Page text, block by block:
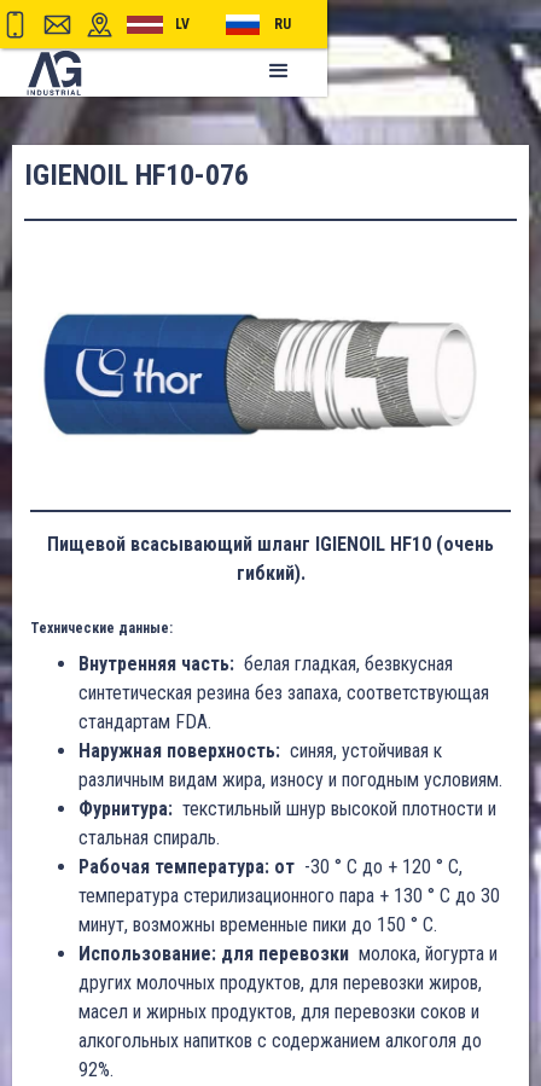
LV RU
IGIENOIL HF10-076
Пищевой всасывающий шланг IGIENOIL HF10 (очень
гибкий).
Технические данные:
Внутренняя часть: белая гладкая, безвкусная
синтетическая резина без запаха, соответствующая
стандартам FDA.
Наружная поверхность: синяя, устойчивая к
различным видам жира, износу и погодным условиям.
Фурнитура: текстильный шнур высокой плотности и
стальная спираль.
Рабочая температура: от -30 ° C до + 120 ° C,
температура стерилизационного пара + 130 ° C до 30
минут, возможны временные пики до 150 ° C.
Использование: для перевозки молока, йогурта и
других молочных продуктов, для перевозки жиров,
масел и жирных продуктов, для перевозки соков и
алкогольных напитков с содержанием алкоголя до
92%.